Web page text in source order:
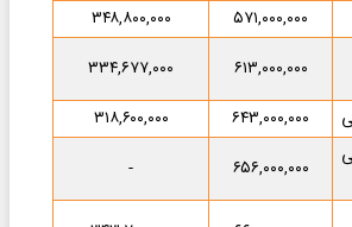
۵۷۱,۰۰۰,۰۰۰
۳۴۸,۸۰۰,۰۰۰
۶۱۳,۰۰۰,۰۰۰
۳۳۴,۶۷۷,۰۰۰
۶۴۳,۰۰۰,۰۰۰
۳۱۸,۶۰۰,۰۰۰
۶۵۶,۰۰۰,۰۰۰
-